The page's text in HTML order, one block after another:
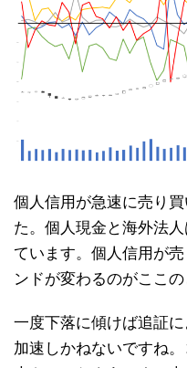
個人信用が急速に売り
た。個人現金と海外法
ています。個人信用が
ンドが変わるのがここの
一度下落に傾けば追証
加速しかねないですね